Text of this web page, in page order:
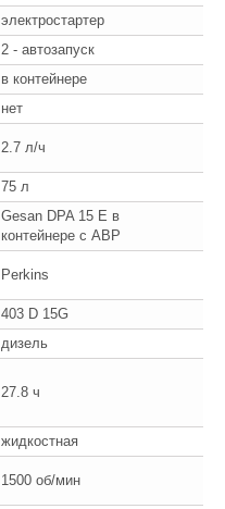
электростартер
2 - автозапуск
в контейнере
нет
2.7 л/ч
75 л
Gesan DPA 15 E в
контейнере с АВР
Perkins
403 D 15G
дизель
27.8 ч
жидкостная
1500 об/мин